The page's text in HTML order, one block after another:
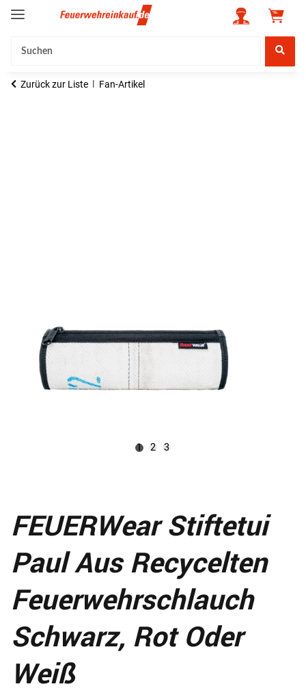
Zurück zur Liste Fan-Artikel
1 2 3
FEUERWear Stiftetui
Paul Aus Recycelten
Feuerwehrschlauch
Schwarz, Rot Oder
Weiß